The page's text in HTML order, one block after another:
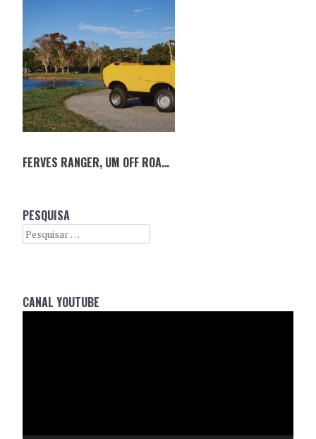
FERVES RANGER, UM OFF ROAD FORA DO COMUM
PESQUISA
Search
CANAL YOUTUBE